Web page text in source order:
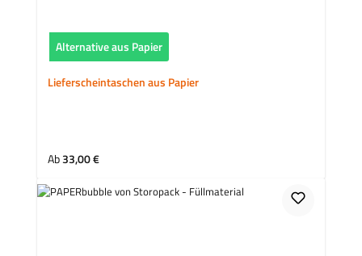
Alternative aus Papier
Lieferscheintaschen aus Papier
Regulärer Preis:
Ab33,00 €